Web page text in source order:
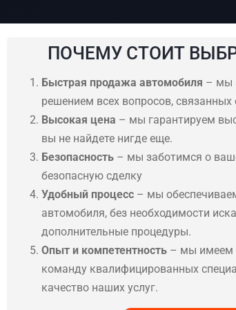
ПОЧЕМУ СТОИТ
Быстрая продажа автомобиля – мы
решением всех вопросов,
Высокая цена – мы гарантируем
вы не найдете нигде еще.
Безопасность – мы заботимся о
безопасную сделку
Удобный процесс – мы
автомобиля, без необходимости
дополнительные процедуры.
Опыт и компетентность – мы имеем
команду квалифицированных
качество наших услуг.